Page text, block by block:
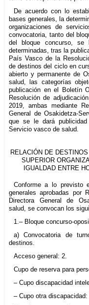
De acuerdo con lo
bases generales, la
organizaciones de
convocatoria, tanto del
del bloque concurso, se
determinadas, tras la
País Vasco de la
de destinos del ciclo en
abierto y permanente de
salud, las categorías
publicación en el Boletín
Resolución de
2019, ambas mediante
General de Osakidetza-
que se le dará
Servicio vasco de salud.
RELACIÓN DE
SUPERIOR
IGUALDAD ENTRE
Conforme a lo previsto
generales aprobadas por
Directora General de
salud, se convocan los
1.– Bloque concurso-
a) Convocatoria de
destinos.
Acceso general: 2.
Cupo de reserva para
– Cupo discapacidad
– Cupo otra discapacidad: